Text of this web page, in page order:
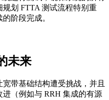
划 FTTA 测试流程特别重
阶段完成。
未来
带基础结构遭受挑战，并且
（例如与 RRH 集成的有源